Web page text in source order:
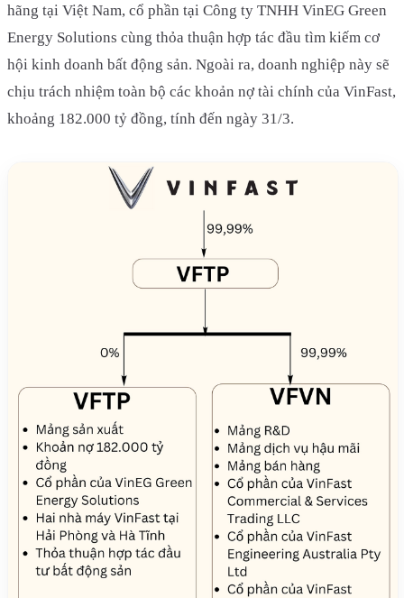
hãng tại Việt Nam, cổ phần tại Công ty TNHH VinEG Green
Energy Solutions cùng thỏa thuận hợp tác đầu tìm kiếm cơ
hội kinh doanh bất động sản. Ngoài ra, doanh nghiệp này sẽ
chịu trách nhiệm toàn bộ các khoản nợ tài chính của VinFast,
khoảng 182.000 tỷ đồng, tính đến ngày 31/3.